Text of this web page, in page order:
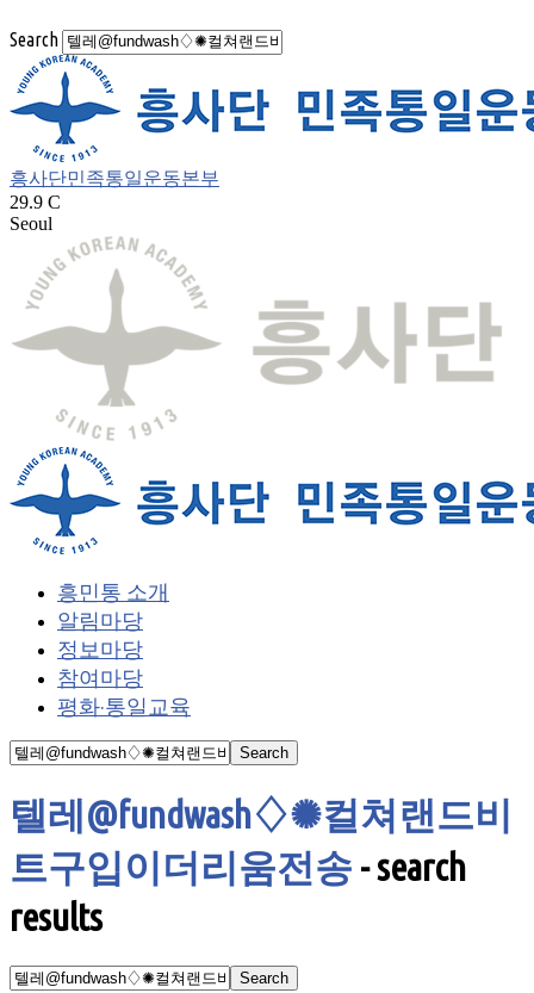
Search
흥사단민족통일운동본부
29.9 C
Seoul
흥민통 소개
알림마당
정보마당
참여마당
평화·통일교육
텔레@fundwash♢✺컬쳐랜드비
트구입이더리움전송 -search
results